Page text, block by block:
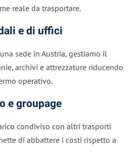
reale da trasportare.
e di uffici
sede in Austria, gestiamo il
archivi e attrezzature riducendo
operativo.
e groupage
condiviso con altri trasporti
di abbattere i costi rispetto a